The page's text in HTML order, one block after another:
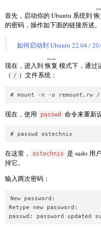
首先，启动你的 Ubuntu 系统到
的密码，操作如下面的链接所述。
如何启动到 Ubuntu 22.04 /
现在，进入到恢复
rescue
模式下，通过
（ / ）文件系统：
现在，使用 passwd 命令来重新
在这里， ostechnix 是 sudo 用
掉它。
输入两次密码：
New password:
Retype new password: